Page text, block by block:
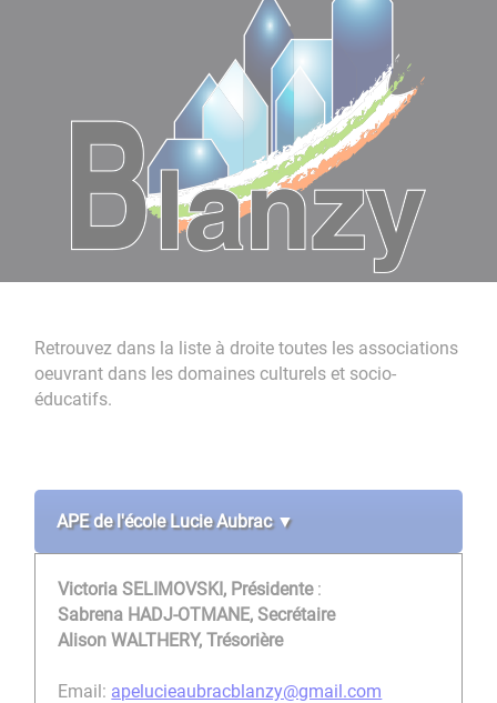
Retrouvez dans la liste à droite toutes les associations
oeuvrant dans les domaines culturels et socio-
éducatifs.
APE de l'école Lucie Aubrac ▼
Victoria SELIMOVSKI, Présidente:
Sabrena HADJ-OTMANE, Secrétaire
Alison WALTHERY, Trésorière
Email: apelucieaubracblanzy@gmail.com